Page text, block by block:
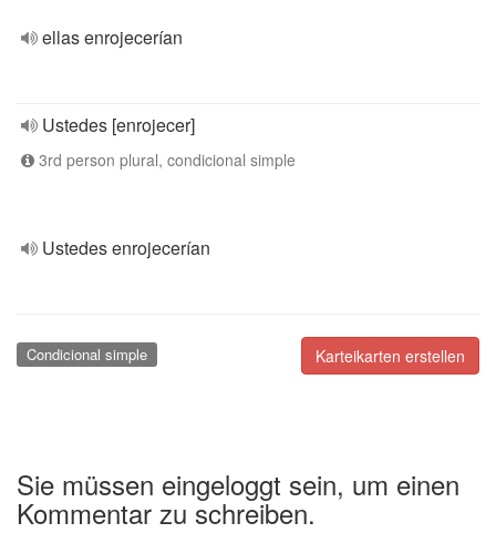
ellas enrojecerían
Ustedes [enrojecer]
3rd person plural, condicional simple
Ustedes enrojecerían
Karteikarten erstellen
Condicional simple
Sie müssen eingeloggt sein, um einen
Kommentar zu schreiben.